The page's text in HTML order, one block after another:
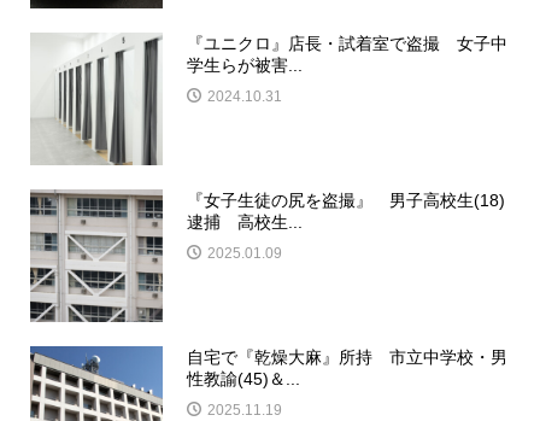
『ユニクロ』店長・試着室で盗撮 女子中
学生らが被害...
2024.10.31
『女子生徒の尻を盗撮』 男子高校生(18)
逮捕 高校生...
2025.01.09
自宅で『乾燥大麻』所持 市立中学校・男
性教諭(45)＆...
2025.11.19